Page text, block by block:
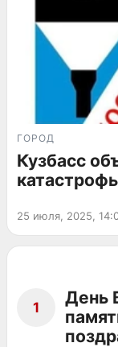
ГОРОД
Кузбасс
25 июля, 2025,
1
День